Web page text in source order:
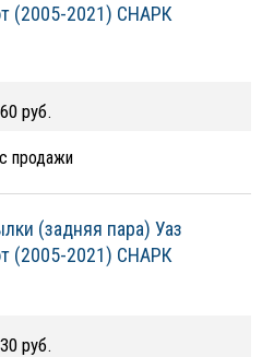
(2005-2021) СНАРК
руб.
продажи
(задняя пара) Уаз
(2005-2021) СНАРК
руб.